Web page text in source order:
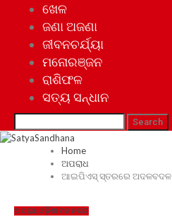
ଖେଳ
ଜଣା ଅଜଣା
ଜୀବନଚର୍ଯ୍ୟା
ମନୋରଞ୍ଜନ
ରାଶିଫଳ
ସତ୍ୟ ସନ୍ଧାନ
Home
ଅପରାଧ
ଆଇପିଏସ୍ ସ୍ତରରେ ଅଦଳବଦଳ
ଅପରାଧଓଡ଼ିଶାମହାନଗର